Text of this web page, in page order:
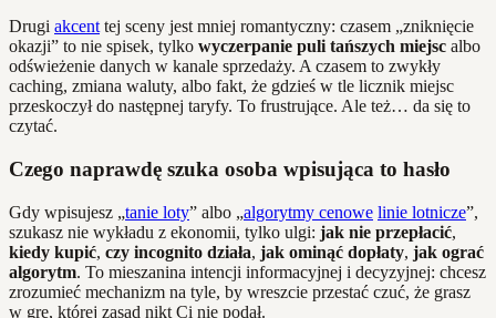
Drugi akcent tej sceny jest mniej romantyczny: czasem „zniknięcie
okazji” to nie spisek, tylko wyczerpanie puli tańszych miejsc albo
odświeżenie danych w kanale sprzedaży. A czasem to zwykły
caching, zmiana waluty, albo fakt, że gdzieś w tle licznik miejsc
przeskoczył do następnej taryfy. To frustrujące. Ale też… da się to
czytać.
Czego naprawdę szuka osoba wpisująca to hasło
Gdy wpisujesz „tanie loty” albo „algorytmy cenowe linie lotnicze”,
szukasz nie wykładu z ekonomii, tylko ulgi: jak nie przepłacić,
kiedy kupić, czy incognito działa, jak ominąć dopłaty, jak ograć
algorytm. To mieszanina intencji informacyjnej i decyzyjnej: chcesz
zrozumieć mechanizm na tyle, by wreszcie przestać czuć, że grasz
w grę, której zasad nikt Ci nie podał.